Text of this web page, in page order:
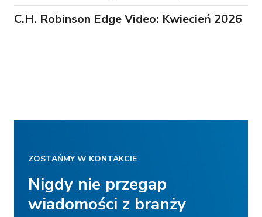
C.H. Robinson Edge Video: Kwiecień 2026
ZOSTAŃMY W KONTAKCIE
Nigdy nie przegap
wiadomości z branży